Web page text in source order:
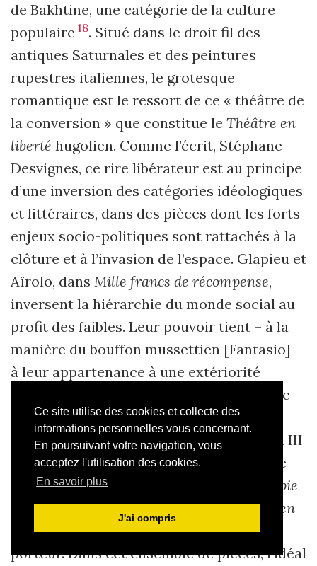
Ce site utilise des cookies et collecte des
informations personnelles vous concernant.
En poursuivant votre navigation, vous
acceptez l'utilisation des cookies.
En savoir plus
J'ai compris
de Bakhtine, une catégorie de la culture
populaire 18. Situé dans le droit fil des
antiques Saturnales et des peintures
rupestres italiennes, le grotesque
romantique est le ressort de ce « théâtre de
la conversion » que constitue le Théâtre en
liberté hugolien. Comme l’écrit, Stéphane
Desvignes, ce rire libérateur est au principe
d’une inversion des catégories idéologiques
et littéraires, dans des pièces dont les forts
enjeux socio-politiques sont rattachés à la
clôture et à l’invasion de l’espace. Glapieu et
Aïrolo, dans Mille francs de récompense,
inversent la hiérarchie du monde social au
profit des faibles. Leur pouvoir tient – à la
manière du bouffon mussettien [Fantasio] –
à leur appartenance à une extériorité
radicale, à la patrie du « Rien » - alors que
Mangeront-ils, une pièce de l’exil, rejoue
allégoriquement la tyrannie de Napoléon III
par le biais de la persécution qu’exerce le
roi de l’île de Man sur deux amants.
L’atopie
des personnages grotesques duThéâtre en
libertéest le signe de l’utopie dont il est
porteur. Dans cet ensemble de pièces, l’idéal